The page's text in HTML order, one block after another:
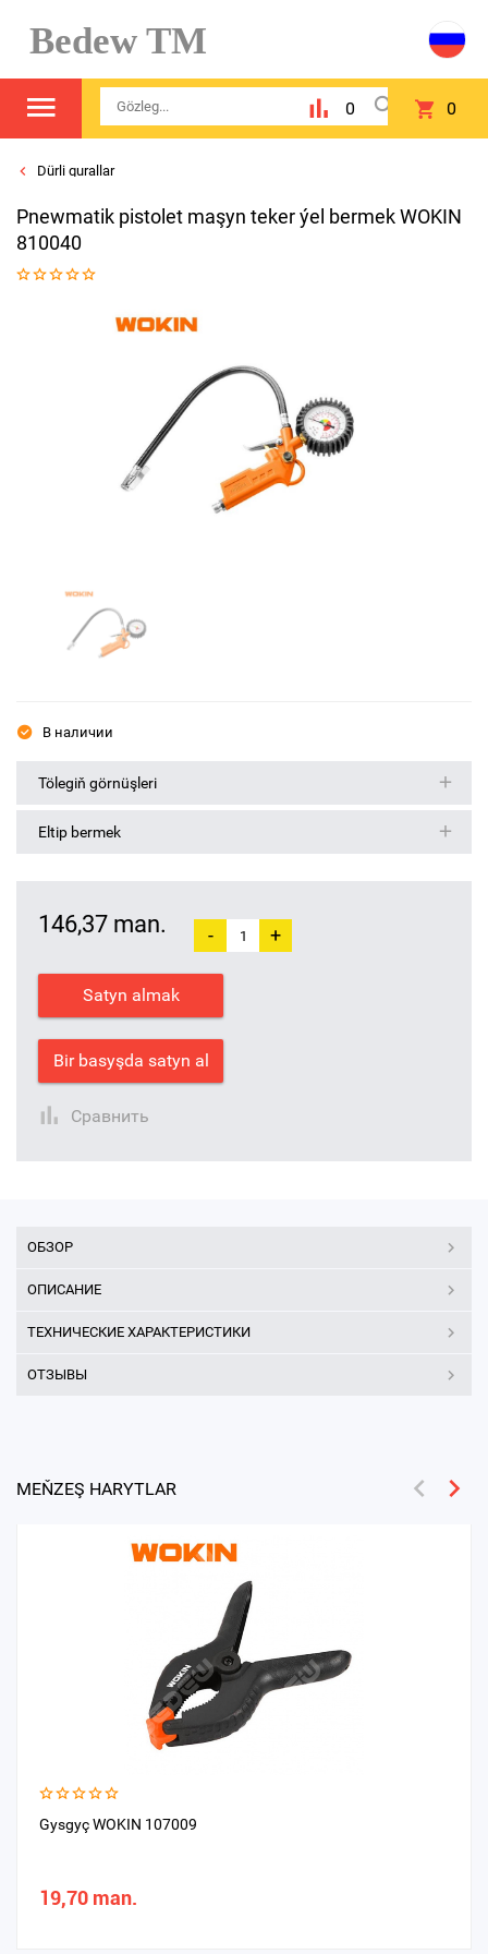
Bedew TM
0 0
Dürli gurallar
Pnewmatik pistolet maşyn teker ýel bermek WOKIN
810040
В наличии
Tölegiň görnüşleri
Eltip bermek
146,37 man. - +
Satyn almak
Bir basyşda satyn al
Сравнить
ОБЗОР
ОПИСАНИЕ
ТЕХНИЧЕСКИЕ ХАРАКТЕРИСТИКИ
ОТЗЫВЫ
MEŇZEŞ HARYTLAR
Gysgyç WOKIN 107009
19,70 man.